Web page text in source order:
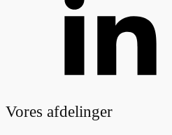
Vores afdelinger